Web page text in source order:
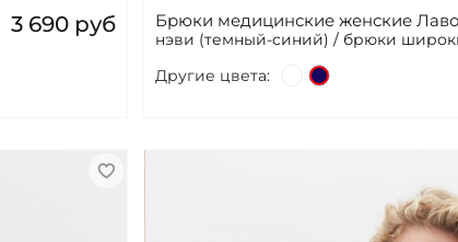
3 690 руб Брюки медицинские женские
нэви (темный-синий) / брюки
Другие цвета: